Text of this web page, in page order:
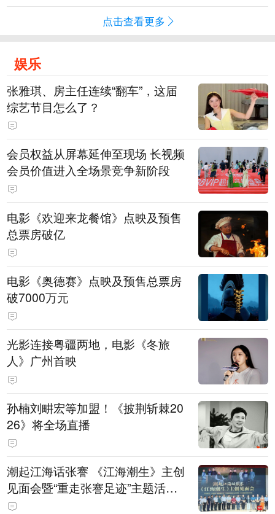
点击查看更多
娱乐
张雅琪、房主任连续“翻车”，这届
综艺节目怎么了？
会员权益从屏幕延伸至现场 长视频
会员价值进入全场景竞争新阶段
电影《欢迎来龙餐馆》点映及预售
总票房破亿
电影《奥德赛》点映及预售总票房
破7000万元
光影连接粤疆两地，电影《冬旅
人》广州首映
孙楠刘畊宏等加盟！《披荆斩棘20
26》将全场直播
潮起江海话张謇 《江海潮生》主创
见面会暨“重走张謇足迹”主题活动
在南通举办